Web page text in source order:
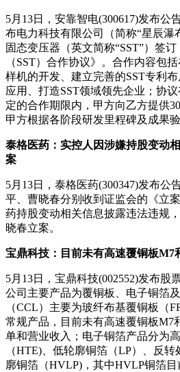
5月13日，安靠智电(300617)发布公
布电力科技有限公司（简称“星辰瀑
固态变压器（英文简称“SST”）签
（SST）合作协议》。合作内容包
样机的开发、建立完善的SST专利
应用、打造SST领域领先企业；协
定的合作期限内，甲方向乙方提供
甲方根据各阶段研发里程碑及成果
泰格医药：实控人因涉嫌持股变动
案
5月13日，泰格医药(300347)发布公
平、曹晓春分别收到证监会的《立
药持股变动相关信息披露违法违规
晓春立案。
宝鼎科技：目前未有高速覆铜板M7
5月13日，宝鼎科技(002552)发布股
公司主要产品为覆铜板、电子铜箔
（CCL）主要为玻纤布基覆铜板（
常规产品，目前未有高速覆铜板M7
单和营业收入；电子铜箔产品分为
（HTE)、低轮廓铜箔（LP）、反
廓铜箔（HVLP)，其中HVLP铜箔